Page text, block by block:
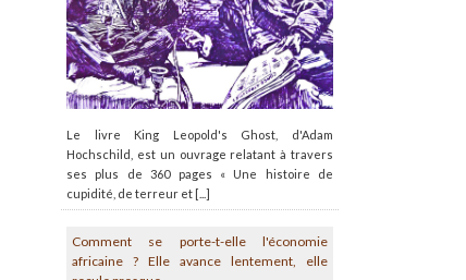
Le livre King Leopold's Ghost, d'Adam
Hochschild, est un ouvrage relatant à travers
ses plus de 360 pages « Une histoire de
cupidité, de terreur et [...]
Comment se porte-t-elle l'économie
africaine ? Elle avance lentement, elle